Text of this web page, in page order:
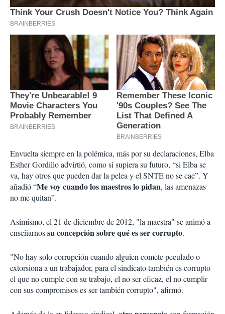
Envuelta siempre en la polémica, más por su declaraciones, Elba
Esther Gordillo advirtió, como si supiera su futuro, “si Elba se
va, hay otros que pueden dar la pelea y el SNTE no se cae”. Y
añadió “Me voy cuando los maestros lo pidan, las amenazas
no me quitan”.
Asimismo, el 21 de diciembre de 2012, "la maestra" se animó a
enseñarnossu concepción sobre qué es ser corrupto.
"No hay solo corrupción cuando alguien comete peculado o
extorsiona a un trabajador, para el sindicato también es corrupto
el que no cumple con su trabajo, el no ser eficaz, el no cumplir
con sus compromisos es ser también corrupto", afirmó.